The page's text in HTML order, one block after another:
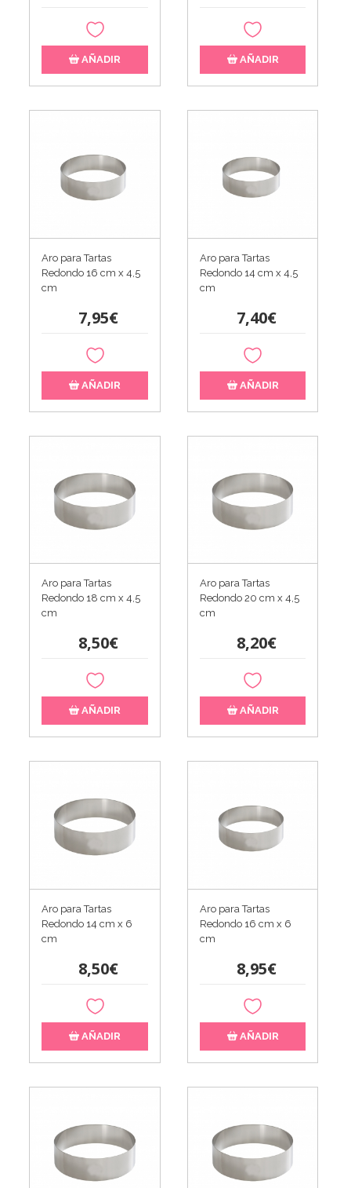
AÑADIR AÑADIR
Aro para Tartas
Redondo 16 cm x 4,5
cm
7,95€
AÑADIR
Aro para Tartas
Redondo 14 cm x 4,5
cm
7,40€
AÑADIR
Aro para Tartas
Redondo 18 cm x 4,5
cm
8,50€
AÑADIR
Aro para Tartas
Redondo 20 cm x 4,5
cm
8,20€
AÑADIR
Aro para Tartas
Redondo 14 cm x 6
cm
8,50€
AÑADIR
Aro para Tartas
Redondo 16 cm x 6
cm
8,95€
AÑADIR